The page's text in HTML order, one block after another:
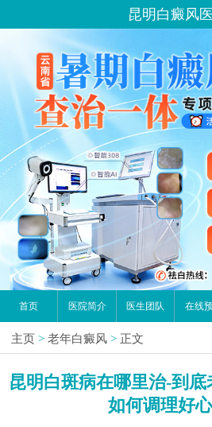
昆明白癜风
首页 医院简介 医生团队 在线
主页 > 老年白癜风 > 正文
昆明白斑病在哪里治-到
如何调理好